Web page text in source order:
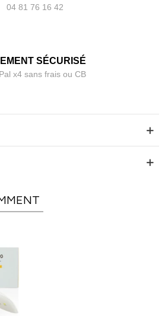
04 81 76 16 42
SÉCURISÉ
x4 sans frais ou CB